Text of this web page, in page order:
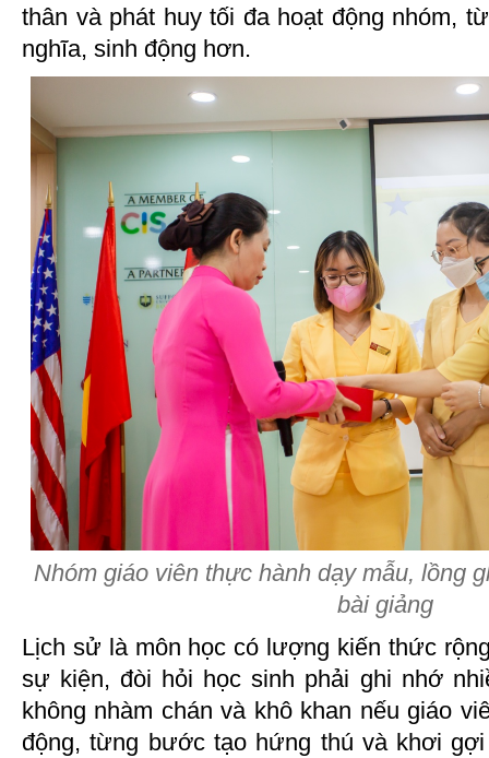
thân và phát huy tối đa hoạt động nhóm,
nghĩa, sinh động hơn.
Nhóm giáo viên thực hành dạy mẫu, lồng
bài giảng
Lịch sử là môn học có lượng kiến thức
sự kiện, đòi hỏi học sinh phải ghi nhớ
không nhàm chán và khô khan nếu giáo
động, từng bước tạo hứng thú và khơi